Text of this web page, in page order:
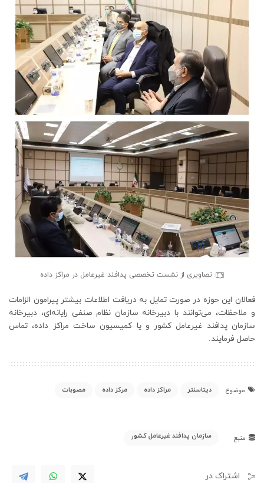
تصاویری از نشست تخصصی پدافند غیرعامل در مراکز داده
فعالان این حوزه در صورت تمایل به دریافت اطلاعات بیشتر پیرامون الزامات
و ملاحظات، می‌توانند با دبیرخانه سازمان نظام صنفی رایانه‌ای، دبیرخانه
سازمان پدافند غیرعامل کشور و یا کمیسیون ساخت مراکز داده، تماس
حاصل فرمایند.
موضوع دیتاسنتر مراکز داده مرکز داده مصوبات
منبع سازمان پدافند غیرعامل کشور
اشتراک در